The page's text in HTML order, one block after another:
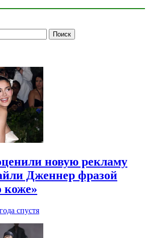
новую рекламу
Дженнер фразой
коже»
спустя